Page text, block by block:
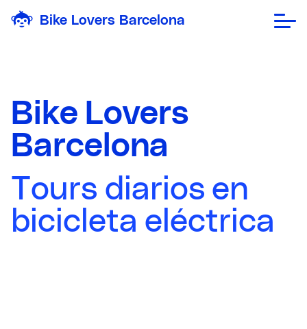
Bike Lovers Barcelona
Bike Lovers
Barcelona
Tours diarios en
bicicleta eléctrica